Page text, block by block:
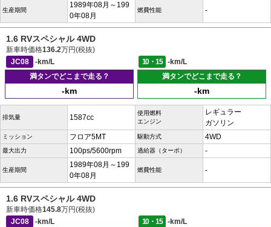
生産期間
1989年08月～199
0年08月
燃費性能 -
1.6 RVスペシャル 4WD
新車時価格136.2万円(税抜)
JC08
-km/L 10・15
-km/L
満タンでどこまで走る？
-km
満タンでどこまで走る？
-km
排気量 1587cc
使用燃料
エンジン
レギュラー
ガソリン
ミッション フロア5MT 駆動方式 4WD
最大出力 100ps/5600rpm 過給器（ターボ） -
生産期間
1989年08月～199
0年08月
燃費性能 -
1.6 RVスペシャル 4WD
新車時価格145.8万円(税抜)
JC08
-km/L 10・15
-km/L